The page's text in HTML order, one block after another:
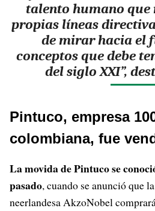
talento humano que
propias líneas
de mirar hacia el
conceptos que debe
del siglo XXI”,
Pintuco, empresa
colombiana, fue
La movida de Pintuco se
pasado, cuando se anunció que
neerlandesa AkzoNobel